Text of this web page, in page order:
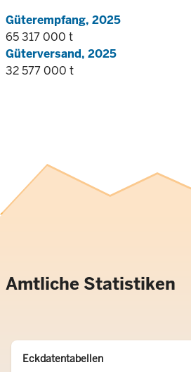
Güterempfang, 2025
65 317 000 t
Güterversand, 2025
32 577 000 t
Amtliche Statistiken
Eckdatentabellen
Typ
Merken